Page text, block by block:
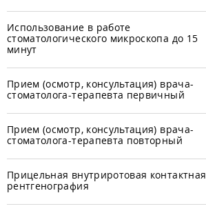
Использование в работе
стоматологического микроскопа до 15
минут
Прием (осмотр, консультация) врача-
стоматолога-терапевта первичный
Прием (осмотр, консультация) врача-
стоматолога-терапевта повторный
Прицельная внутриротовая контактная
рентгенография